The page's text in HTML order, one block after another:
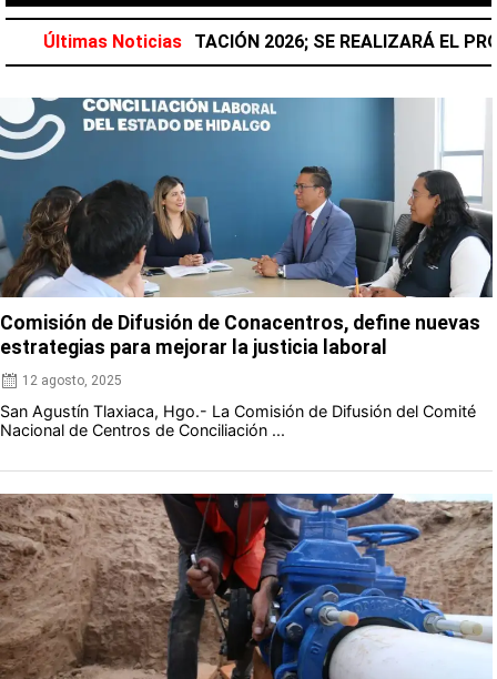
Últimas Noticias
DE REFORESTACIÓN 2026; SE REALIZARÁ EL PRÓXIMO
Comisión de Difusión de Conacentros, define nuevas
estrategias para mejorar la justicia laboral
12 agosto, 2025
San Agustín Tlaxiaca, Hgo.- La Comisión de Difusión del Comité
Nacional de Centros de Conciliación ...